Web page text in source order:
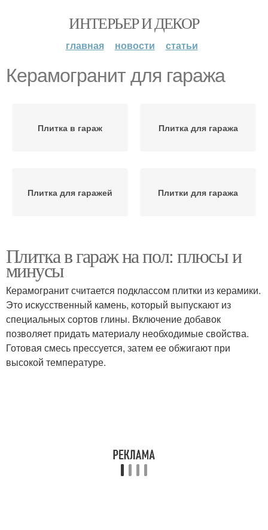
ИНТЕРЬЕР И ДЕКОР
главная новости статьи
Керамогранит для гаража
Плитка в гараж Плитка для гаража
Плитка для гаражей Плитки для гаража
Плитка в гараж на пол: плюсы и
минусы
Керамогранит считается подклассом плитки из керамики.
Это искусственный камень, который выпускают из
специальных сортов глины. Включение добавок
позволяет придать материалу необходимые свойства.
Готовая смесь прессуется, затем ее обжигают при
высокой температуре.